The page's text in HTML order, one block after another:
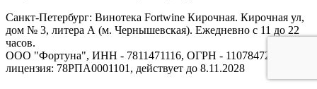
Санкт-Петербург: Винотека Fortwine Кирочная. Кирочная ул,
дом № 3, литера А (м. Чернышевская). Ежедневно с 11 до 22
часов.
ООО "Фортуна", ИНН - 7811471116, ОГРН - 1107847277438,
лицензия: 78РПА0001101, действует до 8.11.2028